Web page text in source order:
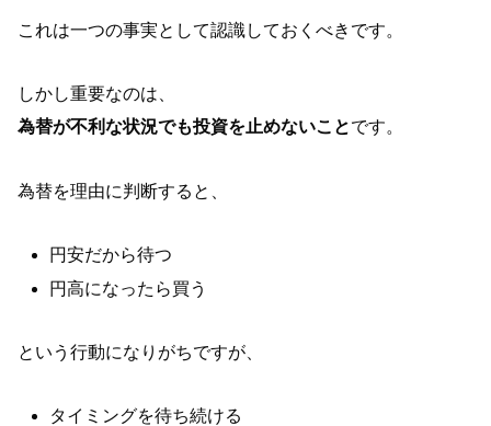
これは一つの事実として認識しておくべきです。
しかし重要なのは、
為替が不利な状況でも投資を止めないことです。
為替を理由に判断すると、
円安だから待つ
円高になったら買う
という行動になりがちですが、
タイミングを待ち続ける